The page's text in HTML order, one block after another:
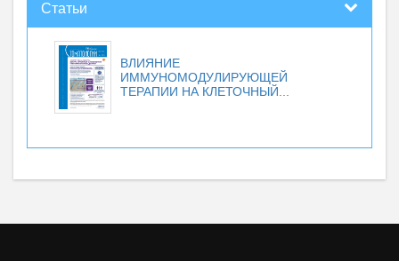
Статьи
ВЛИЯНИЕ
ИММУНОМОДУЛИРУЮЩЕЙ
ТЕРАПИИ НА КЛЕТОЧНЫЙ...